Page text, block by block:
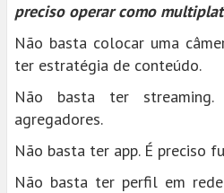
preciso operar como
Não basta colocar uma
ter estratégia de conteúdo.
Não basta ter
agregadores.
Não basta ter app. É preciso
Não basta ter perfil em